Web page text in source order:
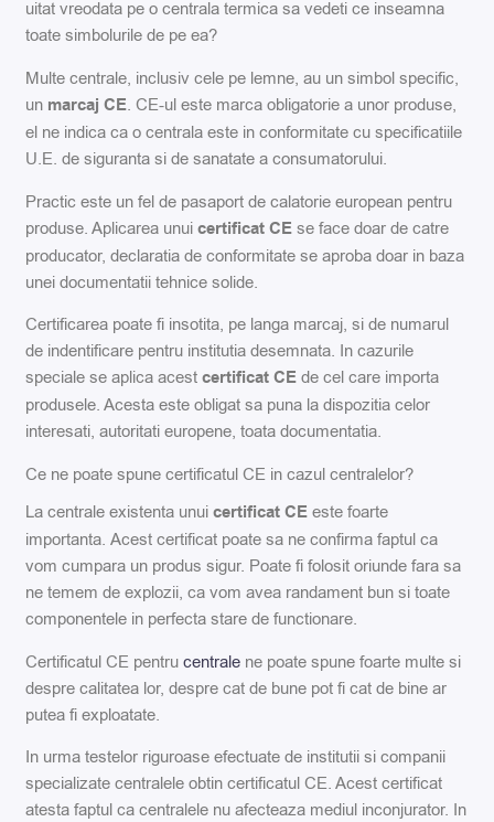
uitat vreodata pe o centrala termica sa vedeti ce inseamna
toate simbolurile de pe ea?
Multe centrale, inclusiv cele pe lemne, au un simbol specific,
un marcaj CE. CE-ul este marca obligatorie a unor produse,
el ne indica ca o centrala este in conformitate cu specificatiile
U.E. de siguranta si de sanatate a consumatorului.
Practic este un fel de pasaport de calatorie european pentru
produse. Aplicarea unuicertificat CE se face doar de catre
producator, declaratia de conformitate se aproba doar in baza
unei documentatii tehnice solide.
Certificarea poate fi insotita, pe langa marcaj, si de numarul
de indentificare pentru institutia desemnata. In cazurile
speciale se aplica acestcertificat CE de cel care importa
produsele. Acesta este obligat sa puna la dispozitia celor
interesati, autoritati europene, toata documentatia.
Ce ne poate spune certificatul CE in cazul centralelor?
La centrale existenta unuicertificat CE este foarte
importanta. Acest certificat poate sa ne confirma faptul ca
vom cumpara un produs sigur. Poate fi folosit oriunde fara sa
ne temem de explozii, ca vom avea randament bun si toate
componentele in perfecta stare de functionare.
Certificatul CE pentrucentrale ne poate spune foarte multe si
despre calitatea lor, despre cat de bune pot fi cat de bine ar
putea fi exploatate.
In urma testelor riguroase efectuate de institutii si companii
specializate centralele obtin certificatul CE. Acest certificat
atesta faptul ca centralele nu afecteaza mediul inconjurator. In